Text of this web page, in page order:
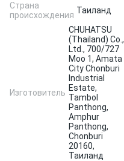
Страна
происхождения Таиланд
Изготовитель
CHUHATSU
(Thailand) Co.,
Ltd., 700/727
Moo 1, Amata
City Chonburi
Industrial
Estate,
Tambol
Panthong,
Amphur
Panthong,
Chonburi
20160,
Таиланд